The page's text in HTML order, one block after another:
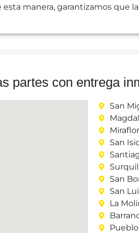
manera, garantizamos que
partes con entrega
San
San
San
San
La